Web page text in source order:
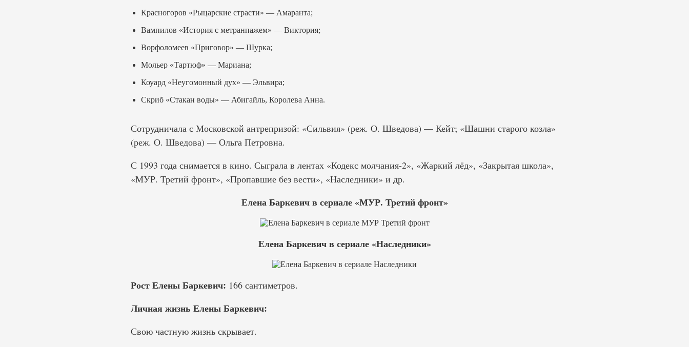
Красногоров «Рыцарские страсти» — Амаранта;
Вампилов «История с метранпажем» — Виктория;
Ворфоломеев «Приговор» — Шурка;
Мольер «Тартюф» — Мариана;
Коуард «Неугомонный дух» — Эльвира;
Скриб «Стакан воды» — Абигайль, Королева Анна.
Сотрудничала с Московской антрепризой: «Сильвия» (реж. О. Шведова) — Кейт; «Шашни старого козла»
(реж. О. Шведова) — Ольга Петровна.
С 1993 года снимается в кино. Сыграла в лентах «Кодекс молчания-2», «Жаркий лёд», «Закрытая школа»,
«МУР. Третий фронт», «Пропавшие без вести», «Наследники» и др.
Елена Баркевич в сериале «МУР. Третий фронт»
Елена Баркевич в сериале «Наследники»
Рост Елены Баркевич: 166 сантиметров.
Личная жизнь Елены Баркевич:
Свою частную жизнь скрывает.